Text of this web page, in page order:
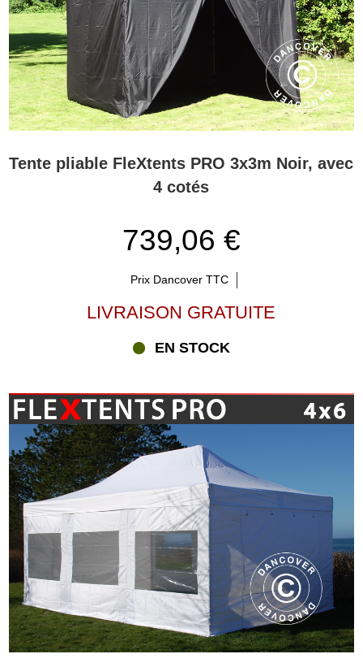
Tente pliable FleXtents PRO 3x3m Noir, avec
4 cotés
739,06 €
Prix Dancover TTC
LIVRAISON GRATUITE
EN STOCK